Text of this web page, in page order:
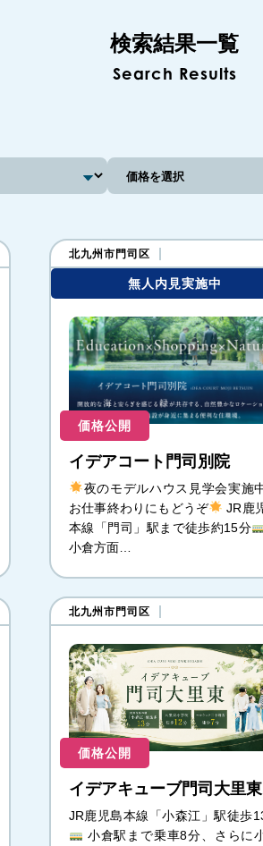
検索結果一覧
Search Results
北九州市門司区
無人内見実施中
価格公開
イデアコート門司別院
夜のモデルハウス見学会実施
お仕事終わりにもどうぞ
JR鹿
本線「門司」駅まで徒歩約15分
小倉方面…
北九州市門司区
価格公開
イデアキューブ門司大里東
JR鹿児島本線「小森江」駅徒歩
小倉駅まで乗車8分、さらに